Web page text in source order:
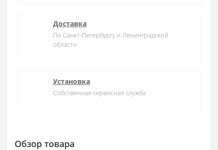
Доставка
По Санкт-Петербургу и Ленинградской
области
Установка
Собственная сервисная служба
Обзор товара